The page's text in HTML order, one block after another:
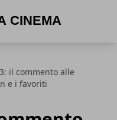
il commento alle
e i favoriti